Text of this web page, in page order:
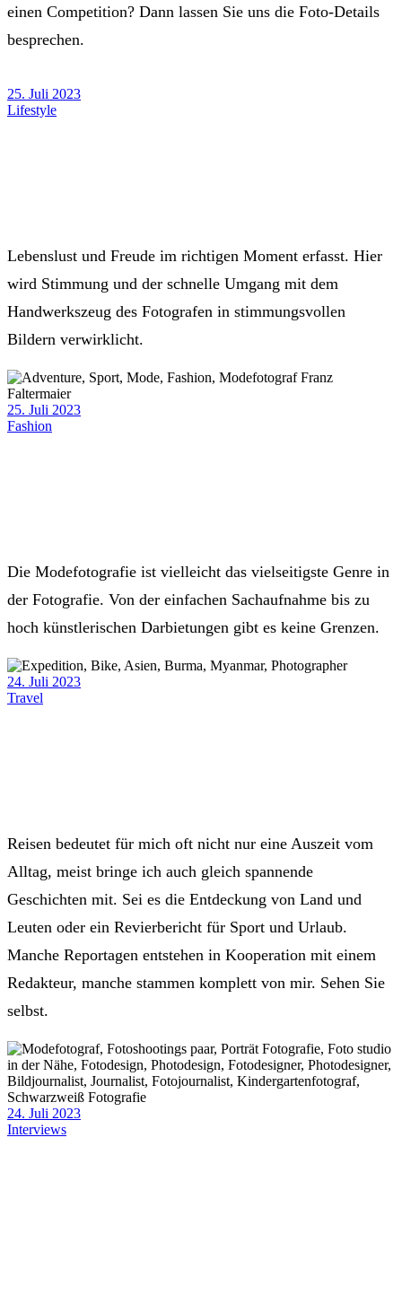
einen Competition? Dann lassen Sie uns die Foto-Details
besprechen.
25. Juli 2023
Lifestyle
Lebenslust und Freude im richtigen Moment erfasst. Hier
wird Stimmung und der schnelle Umgang mit dem
Handwerkszeug des Fotografen in stimmungsvollen
Bildern verwirklicht.
25. Juli 2023
Fashion
Die Modefotografie ist vielleicht das vielseitigste Genre in
der Fotografie. Von der einfachen Sachaufnahme bis zu
hoch künstlerischen Darbietungen gibt es keine Grenzen.
24. Juli 2023
Travel
Reisen bedeutet für mich oft nicht nur eine Auszeit vom
Alltag, meist bringe ich auch gleich spannende
Geschichten mit. Sei es die Entdeckung von Land und
Leuten oder ein Revierbericht für Sport und Urlaub.
Manche Reportagen entstehen in Kooperation mit einem
Redakteur, manche stammen komplett von mir. Sehen Sie
selbst.
24. Juli 2023
Interviews